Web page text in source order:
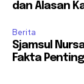
dan Alasan
Berita
Sjamsul
Fakta